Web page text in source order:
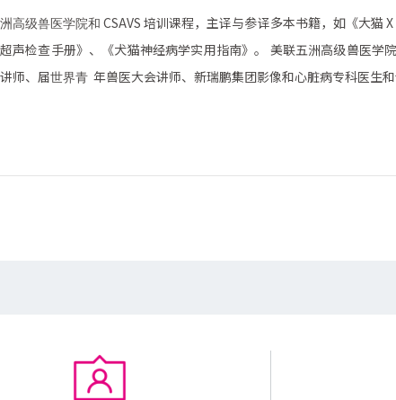
高级兽医学院和 CSAVS 培训课程，主译与参译多本书籍，如《大猫 X
声检查手册》、《犬猫神经病学实用指南》。
美联五洲高级兽医学
师、届世界青 年兽医大会讲师、新瑞鹏集团影像和心脏病专科医生和